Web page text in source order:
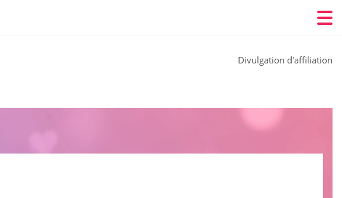
Divulgation d'affiliation